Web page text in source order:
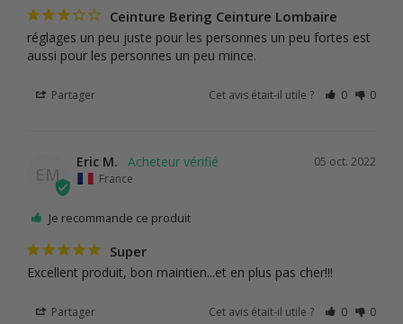
Ceinture Bering Ceinture Lombaire
réglages un peu juste pour les personnes un peu fortes est
aussi pour les personnes un peu mince.
Partager Cet avis était-il utile ? 0 0
EM
05 oct. 2022
Eric M.
France
Je recommande ce produit
Super
Excellent produit, bon maintien...et en plus pas cher!!!
Partager Cet avis était-il utile ? 0 0